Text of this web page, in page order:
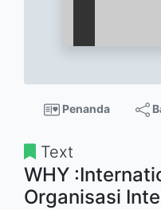
Penanda
Text
WHY
Organisasi